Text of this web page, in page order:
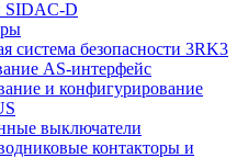
SIDAC-D
система безопасности 3RK3
AS-интерфейс
и конфигурирование
выключатели
контакторы и